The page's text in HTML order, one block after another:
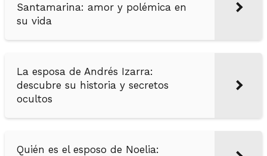
Santamarina: amor y polémica en
su vida
La esposa de Andrés Izarra:
descubre su historia y secretos
ocultos
Quién es el esposo de Noelia: